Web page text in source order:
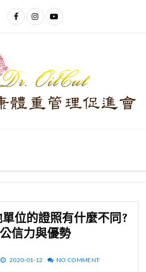
位的證照有什麼不同?
公信力與優勢
2020-01-12 NO COMMENT